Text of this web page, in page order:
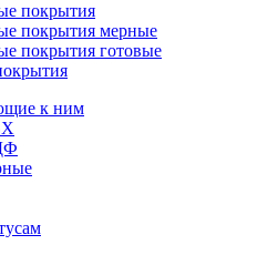
покрытия
покрытия мерные
покрытия готовые
к ним